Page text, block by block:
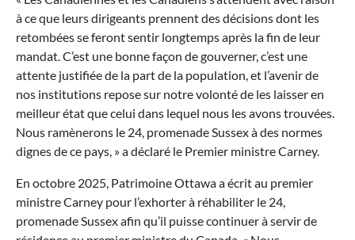
à ce que leurs dirigeants prennent des décisions dont les
retombées se feront sentir longtemps après la fin de leur
mandat. C’est une bonne façon de gouverner, c’est une
attente justifiée de la part de la population, et l’avenir de
nos institutions repose sur notre volonté de les laisser en
meilleur état que celui dans lequel nous les avons trouvées.
Nous ramènerons le 24, promenade Sussex à des normes
dignes de ce pays, » a déclaré le Premier ministre Carney.
En octobre 2025, Patrimoine Ottawa a écrit au premier
ministre Carney pour l’exhorter à réhabiliter le 24,
promenade Sussex afin qu’il puisse continuer à servir de